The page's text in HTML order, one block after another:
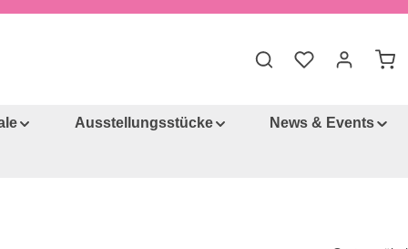
Ausstellungsstücke News & Events